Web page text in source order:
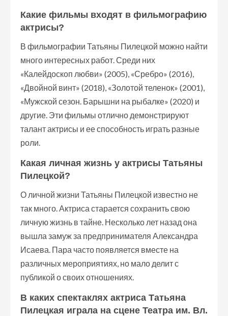
Какие фильмы входят в фильмографию
актрисы?
В фильмографии Татьяны Пилецкой можно найти
много интересных работ. Среди них
«Калейдоскоп любви» (2005), «Сребро» (2016),
«Двойной винт» (2018), «Золотой теленок» (2001),
«Мужской сезон. Барышни на рыбалке» (2020) и
другие. Эти фильмы отлично демонстрируют
талант актрисы и ее способность играть разные
роли.
Какая личная жизнь у актрисы Татьяны
Пилецкой?
О личной жизни Татьяны Пилецкой известно не
так много. Актриса старается сохранить свою
личную жизнь в тайне. Несколько лет назад она
вышла замуж за предпринимателя Александра
Исаева. Пара часто появляется вместе на
различных мероприятиях, но мало делит с
публикой о своих отношениях.
В каких спектаклях актриса Татьяна
Пилецкая играла на сцене Театра им. Вл.